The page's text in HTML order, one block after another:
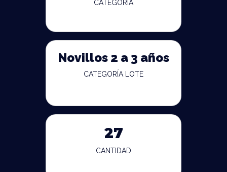
CATEGORÍA
Novillos 2 a 3 años
CATEGORÍA LOTE
27
CANTIDAD